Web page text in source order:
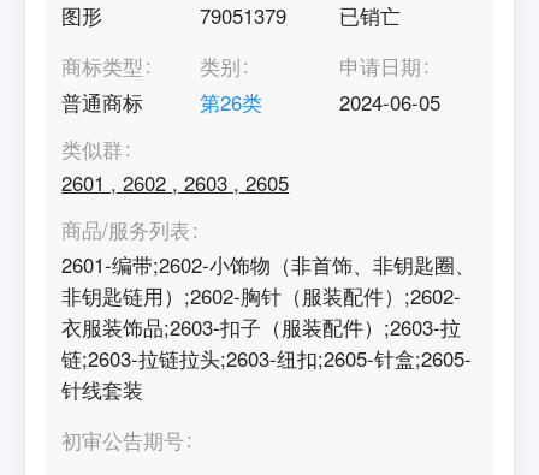
图形
79051379
已销亡
商标类型
普通商标
类别
第26类
申请日期
2024-06-05
类似群
2601 ,2602 ,2603 ,2605
商品/服务列表
2601-编带;2602-小饰物（非首饰、非钥匙圈、
非钥匙链用）;2602-胸针（服装配件）;2602-
衣服装饰品;2603-扣子（服装配件）;2603-拉
链;2603-拉链拉头;2603-纽扣;2605-针盒;2605-
针线套装
初审公告期号